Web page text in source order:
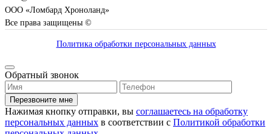
ООО «Ломбард Хроноланд»
Все права защищены ©
Политика обработки персональных данных
Обратный звонок
Перезвоните мне
Нажимая кнопку отправки, вы соглашаетесь на обработку
персональных данных в соответствии с Политикой обработки